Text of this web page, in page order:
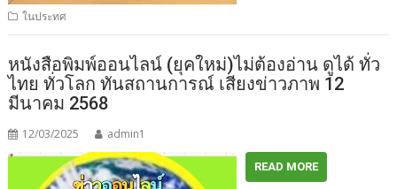
ในประทศ
หนังสือพิมพ์ออนไลน์ (ยุคใหม่)ไม่ต้องอ่าน ดูได้ ทั่ว
ไทย ทั่วโลก ทันสถานการณ์ เสียงข่าวภาพ 12
มีนาคม 2568
12/03/2025 admin1
READ MORE